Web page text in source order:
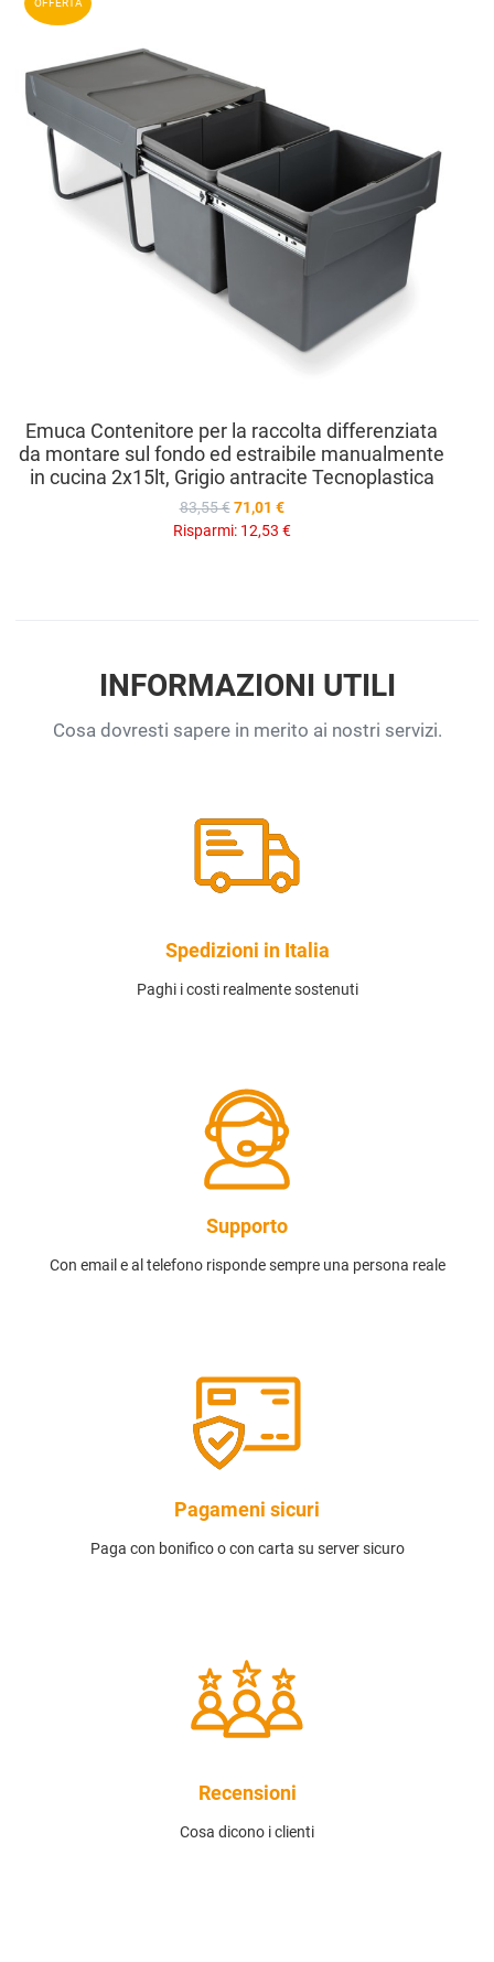
OFFERTA
Emuca Contenitore per la raccolta differenziata
da montare sul fondo ed estraibile manualmente
in cucina 2x15lt, Grigio antracite Tecnoplastica
83,55 € 71,01 €
Risparmi: 12,53 €
INFORMAZIONI UTILI
Cosa dovresti sapere in merito ai nostri servizi.
Spedizioni in Italia
Paghi i costi realmente sostenuti
Supporto
Con email e al telefono risponde sempre una persona reale
Pagameni sicuri
Paga con bonifico o con carta su server sicuro
Recensioni
Cosa dicono i clienti